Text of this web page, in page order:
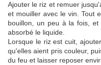
Ajouter le riz et remuer
et mouiller avec le vin. Tout
bouillon, un peu à la fois,
absorbé le liquide.
Lorsque le riz est cuit,
qu'elles aient pris couleur,
du feu et laisser reposer